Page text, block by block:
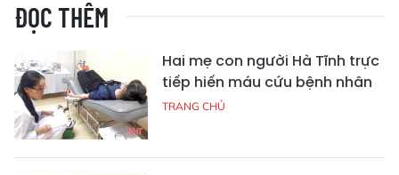
ĐỌC THÊM
Hai mẹ con người Hà Tĩnh trực
tiếp hiến máu cứu bệnh nhân
TRANG CHỦ